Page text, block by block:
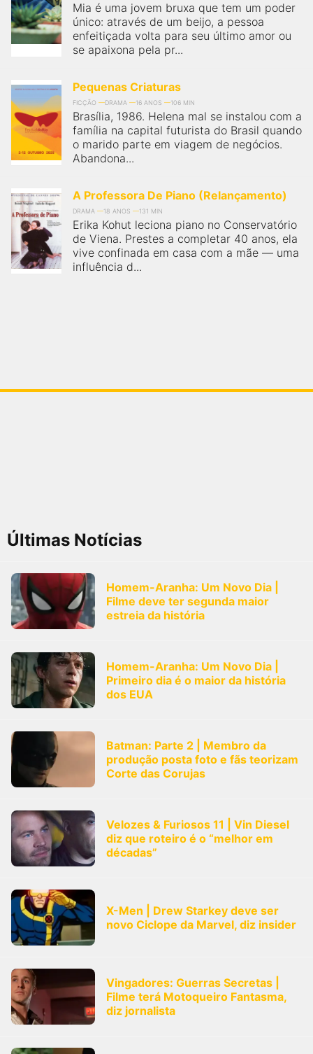
Mia é uma jovem bruxa que tem um poder
único: através de um beijo, a pessoa
enfeitiçada volta para seu último amor ou
se apaixona pela pr...
Pequenas Criaturas
FICÇÃO DRAMA 16 ANOS 106 MIN
Brasília, 1986. Helena mal se instalou com a
família na capital futurista do Brasil quando
o marido parte em viagem de negócios.
Abandona...
A Professora De Piano (Relançamento)
DRAMA 18 ANOS 131 MIN
Erika Kohut leciona piano no Conservatório
de Viena. Prestes a completar 40 anos, ela
vive confinada em casa com a mãe — uma
influência d...
Últimas Notícias
Homem-Aranha: Um Novo Dia |
Filme deve ter segunda maior
estreia da história
Homem-Aranha: Um Novo Dia |
Primeiro dia é o maior da história
dos EUA
Batman: Parte 2 | Membro da
produção posta foto e fãs teorizam
Corte das Corujas
Velozes & Furiosos 11 | Vin Diesel
diz que roteiro é o “melhor em
décadas”
X-Men | Drew Starkey deve ser
novo Ciclope da Marvel, diz insider
Vingadores: Guerras Secretas |
Filme terá Motoqueiro Fantasma,
diz jornalista